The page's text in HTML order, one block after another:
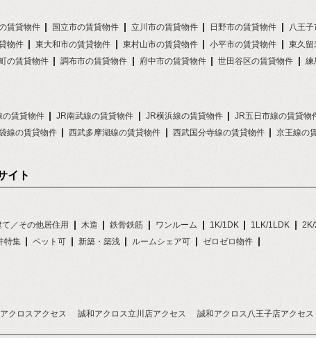
賃貸物件 国立市の賃貸物件 立川市の賃貸物件 日野市の賃貸物件 八王
物件 東大和市の賃貸物件 東村山市の賃貸物件 小平市の賃貸物件 東久留
の賃貸物件 調布市の賃貸物件 府中市の賃貸物件 世田谷区の賃貸物件 練
の賃貸物件 JR南武線の賃貸物件 JR横浜線の賃貸物件 JR五日市線の賃貸物
線の賃貸物件 西武多摩湖線の賃貸物件 西武国分寺線の賃貸物件 京王線の
イト
／その他居住用 木造 鉄骨鉄筋 ワンルーム 1K/1DK 1LK/1LDK
特集 ペット可 新築・築浅 ルームシェア可 ゼロゼロ物件
クロスアクセス 誠和アクロス立川店アクセス 誠和アクロス八王子店アクセス